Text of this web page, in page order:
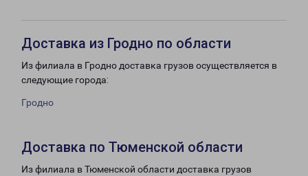
Доставка из Гродно по области
Из филиала в Гродно доставка грузов осуществляется в
следующие города:
Гродно
Доставка по Тюменской области
Из филиала в Тюменской области доставка грузов